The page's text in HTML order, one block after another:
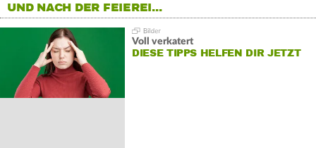
UND NACH DER FEIEREI...
Voll verkatert
DIESE TIPPS HELFEN DIR JETZT